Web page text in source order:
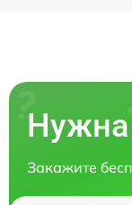
Нужна
Закажите